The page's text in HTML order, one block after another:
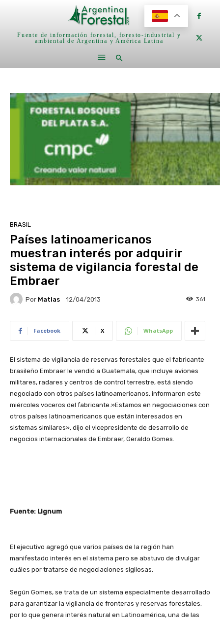
Fuente de información forestal, foresto-industrial y
ambiental de Argentina y América Latina
BRASIL
Países latinoamericanos
muestran interés por adquirir
sistema de vigilancia forestal de
Embraer
Por Matias 12/04/2013 361
Facebook X WhatsApp
El sistema de vigilancia de reservas forestales que el fabricante
brasileño Embraer le vendió a Guatemala, que incluye aviones
militares, radares y centros de control terrestre, está siendo
negociado con otros países latinoamericanos, informaron este
miércoles voceros del fabricante.»Estamos en negociaciones con
otros países latinoamericanos que están interesados en
sistemas similares», dijo el vicepresidente de desarrollo de
negocios internacionales de Embraer, Geraldo Gomes.
Fuente: Lignum
El ejecutivo agregó que varios países de la región han
manifestado interés en el sistema pero se abstuvo de divulgar
cuáles por tratarse de negociaciones sigilosas.
Según Gomes, se trata de un sistema especialmente desarrollado
para garantizar la vigilancia de fronteras y reservas forestales,
por lo que genera interés natural en Latinoamérica, una de las